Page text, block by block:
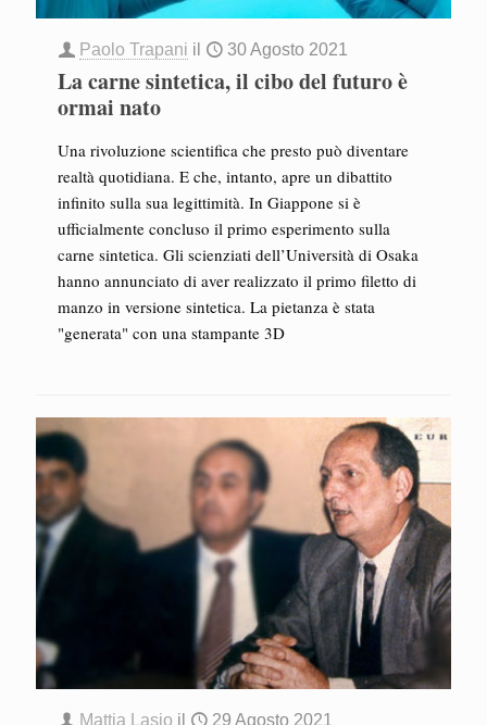
Paolo Trapani il 30 Agosto 2021
La carne sintetica, il cibo del futuro è
ormai nato
Una rivoluzione scientifica che presto può diventare
realtà quotidiana. E che, intanto, apre un dibattito
infinito sulla sua legittimità. In Giappone si è
ufficialmente concluso il primo esperimento sulla
carne sintetica. Gli scienziati dell’Università di Osaka
hanno annunciato di aver realizzato il primo filetto di
manzo in versione sintetica. La pietanza è stata
"generata" con una stampante 3D
Mattia Lasio il 29 Agosto 2021